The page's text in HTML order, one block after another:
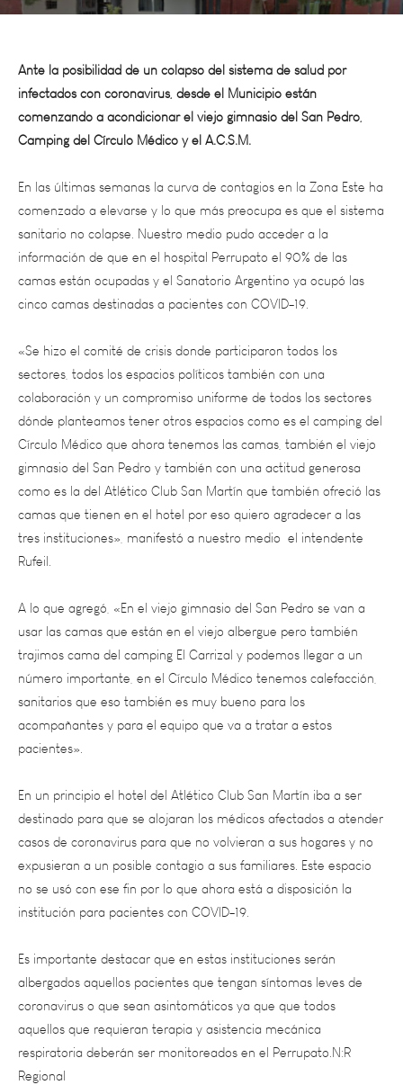
Ante la posibilidad de un colapso del sistema de salud por
infectados con coronavirus, desde el Municipio están
comenzando a acondicionar el viejo gimnasio del San Pedro,
Camping del Círculo Médico y el A.C.S.M.
En las últimas semanas la curva de contagios en la Zona Este ha
comenzado a elevarse y lo que más preocupa es que el sistema
sanitario no colapse. Nuestro medio pudo acceder a la
información de que en el hospital Perrupato el 90% de las
camas están ocupadas y el Sanatorio Argentino ya ocupó las
cinco camas destinadas a pacientes con COVID-19.
«Se hizo el comité de crisis donde participaron todos los
sectores, todos los espacios políticos también con una
colaboración y un compromiso uniforme de todos los sectores
dónde planteamos tener otros espacios como es el camping del
Círculo Médico que ahora tenemos las camas, también el viejo
gimnasio del San Pedro y también con una actitud generosa
como es la del Atlético Club San Martín que también ofreció las
camas que tienen en el hotel por eso quiero agradecer a las
tres instituciones», manifestó a nuestro medio el intendente
Rufeil.
A lo que agregó, «En el viejo gimnasio del San Pedro se van a
usar las camas que están en el viejo albergue pero también
trajimos cama del camping El Carrizal y podemos llegar a un
número importante, en el Círculo Médico tenemos calefacción,
sanitarios que eso también es muy bueno para los
acompañantes y para el equipo que va a tratar a estos
pacientes».
En un principio el hotel del Atlético Club San Martín iba a ser
destinado para que se alojaran los médicos afectados a atender
casos de coronavirus para que no volvieran a sus hogares y no
expusieran a un posible contagio a sus familiares. Este espacio
no se usó con ese fin por lo que ahora está a disposición la
institución para pacientes con COVID-19.
Es importante destacar que en estas instituciones serán
albergados aquellos pacientes que tengan síntomas leves de
coronavirus o que sean asintomáticos ya que que todos
aquellos que requieran terapia y asistencia mecánica
respiratoria deberán ser monitoreados en el Perrupato.N:R
Regional